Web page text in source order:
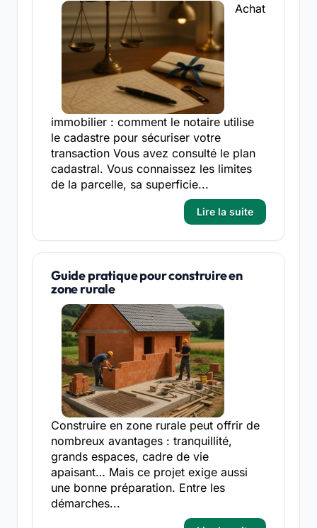
Achat
immobilier : comment le notaire utilise
le cadastre pour sécuriser votre
transaction Vous avez consulté le plan
cadastral. Vous connaissez les limites
de la parcelle, sa superficie...
Lire la suite
Guide pratique pour construire en
zone rurale
Construire en zone rurale peut offrir de
nombreux avantages : tranquillité,
grands espaces, cadre de vie
apaisant… Mais ce projet exige aussi
une bonne préparation. Entre les
démarches...